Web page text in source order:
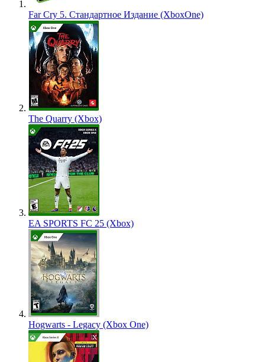
Far Cry 5. Стандартное Издание (XboxOne)
The Quarry (Xbox)
EA SPORTS FC 25 (Xbox)
Hogwarts - Legacy (Xbox One)